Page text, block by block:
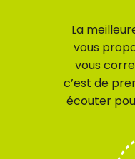
La
vous
vous
c’est de
écouter